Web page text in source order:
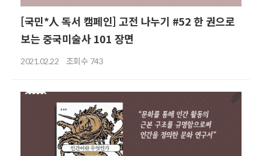
[국민*人 독서 캠페인] 고전 나누기 #52 한 권으로
보는 중국미술사 101 장면
2021.02.22 조회수 743